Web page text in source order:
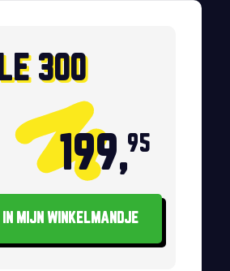
300
199,95
MIJN WINKELMANDJE